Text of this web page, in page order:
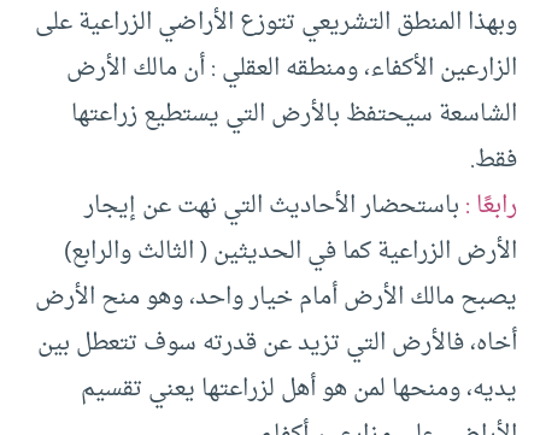
وبهذا المنطق التشريعي تتوزع الأراضي الزراعية على
الزارعين الأكفاء، ومنطقه العقلي : أن مالك الأرض
الشاسعة سيحتفظ بالأرض التي يستطيع زراعتها
فقط.
رابعًا :باستحضار الأحاديث التي نهت عن إيجار
الأرض الزراعية كما في الحديثين ( الثالث والرابع)
يصبح مالك الأرض أمام خيار واحد، وهو منح الأرض
أخاه، فالأرض التي تزيد عن قدرته سوف تتعطل بين
يديه، ومنحها لمن هو أهل لزراعتها يعني تقسيم